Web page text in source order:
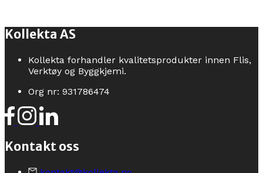
Kollekta AS
Kollekta forhandler kvalitetsprodukter innen Flis,
Verktøy og Byggkjemi.
Org nr: 931786474
Kontakt oss